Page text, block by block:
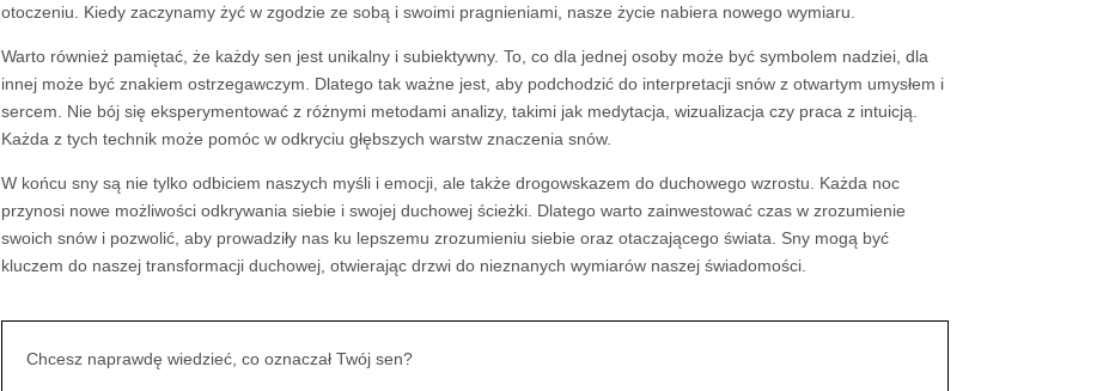
otoczeniu. Kiedy zaczynamy żyć w zgodzie ze sobą i swoimi pragnieniami, nasze życie nabiera nowego wymiaru.
Warto również pamiętać, że każdy sen jest unikalny i subiektywny. To, co dla jednej osoby może być symbolem nadziei, dla
innej może być znakiem ostrzegawczym. Dlatego tak ważne jest, aby podchodzić do interpretacji snów z otwartym umysłem i
sercem. Nie bój się eksperymentować z różnymi metodami analizy, takimi jak medytacja, wizualizacja czy praca z intuicją.
Każda z tych technik może pomóc w odkryciu głębszych warstw znaczenia snów.
W końcu sny są nie tylko odbiciem naszych myśli i emocji, ale także drogowskazem do duchowego wzrostu. Każda noc
przynosi nowe możliwości odkrywania siebie i swojej duchowej ścieżki. Dlatego warto zainwestować czas w zrozumienie
swoich snów i pozwolić, aby prowadziły nas ku lepszemu zrozumieniu siebie oraz otaczającego świata. Sny mogą być
kluczem do naszej transformacji duchowej, otwierając drzwi do nieznanych wymiarów naszej świadomości.
Chcesz naprawdę wiedzieć, co oznaczał Twój sen?